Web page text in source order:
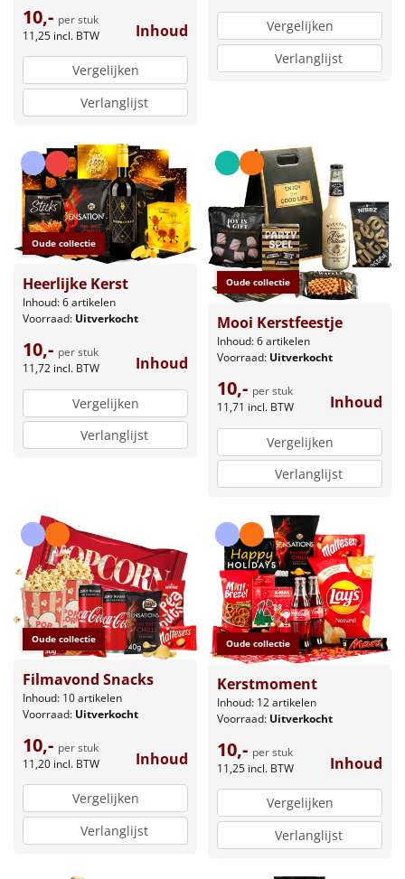
10,- per stuk
11,25 incl. BTW Inhoud
Vergelijken
Verlanglijst
Vergelijken
Verlanglijst
Oude collectie
Heerlijke Kerst
Inhoud: 6 artikelen
Voorraad: Uitverkocht
10,- per stuk
11,72 incl. BTW Inhoud
Vergelijken
Verlanglijst
Oude collectie
Mooi Kerstfeestje
Inhoud: 6 artikelen
Voorraad: Uitverkocht
10,- per stuk
11,71 incl. BTW Inhoud
Vergelijken
Verlanglijst
Oude collectie
Filmavond Snacks
Inhoud: 10 artikelen
Voorraad: Uitverkocht
10,- per stuk
11,20 incl. BTW Inhoud
Vergelijken
Verlanglijst
Oude collectie
Kerstmoment
Inhoud: 12 artikelen
Voorraad: Uitverkocht
10,- per stuk
11,25 incl. BTW Inhoud
Vergelijken
Verlanglijst